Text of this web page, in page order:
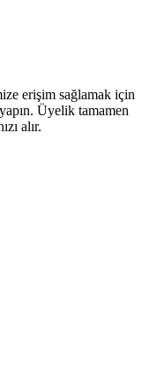
erişim sağlamak için
Üyelik tamamen
alır.